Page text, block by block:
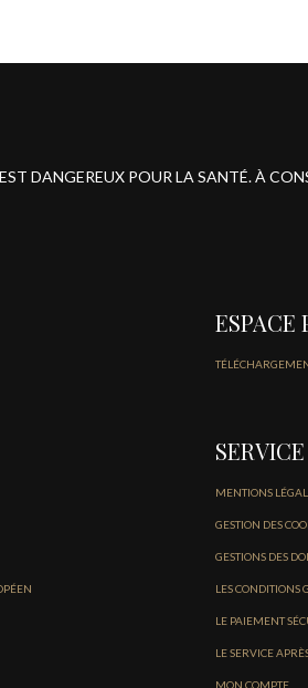
DANGEREUX POUR LA SANTÉ. À
ESPACE
SERVICE
MENTIONS
GESTION DES
GESTIONS DES
LES CONDITIONS
LE PAIEMENT
LE SERVICE
MON COMPTE